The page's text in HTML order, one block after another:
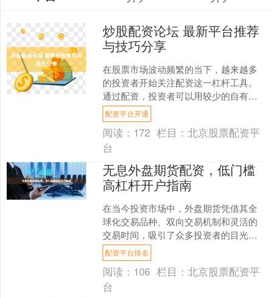
炒股配资论坛 最新平台推荐
与技巧分享
在股票市场波动频繁的当下，越来越多
的投资者开始关注配资这一杠杆工具。
通过配资，投资者可以用较少的自有资
金撬动更大的交易规模，从而放大收
益。然而，配资市场鱼龙混杂....
配资平台开通
阅读： 172 栏目：北京股票配资平
台
无息外盘期货配资，低门槛
高杠杆开户指南
在当今投资市场中，外盘期货凭借其全
球化交易品种、双向交易机制和灵活的
交易时间，吸引了众多投资者的目光。
然而，传统期货交易对资金门槛要求较
高，让不少投资者望而却步....
配资平台排名
阅读： 106 栏目：北京股票配资平
台